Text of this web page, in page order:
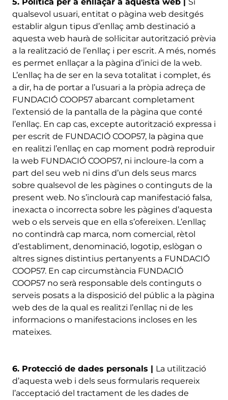
qualsevol usuari, entitat o pàgina web desitgés
establir algun tipus d’enllaç amb destinació a
aquesta web haurà de sol·licitar autorització prèvia
a la realització de l’enllaç i per escrit. A més, només
es permet enllaçar a la pàgina d’inici de la web.
L’enllaç ha de ser en la seva totalitat i complet, és
a dir, ha de portar a l’usuari a la pròpia adreça de
FUNDACIÓ COOP57 abarcant completament
l’extensió de la pantalla de la pàgina que conté
l’enllaç. En cap cas, excepte autorització expressa i
per escrit de FUNDACIÓ COOP57, la pàgina que
en realitzi l’enllaç en cap moment podrà reproduir
la web FUNDACIÓ COOP57, ni incloure-la com a
part del seu web ni dins d’un dels seus marcs
sobre qualsevol de les pàgines o continguts de la
present web. No s’inclourà cap manifestació falsa,
inexacta o incorrecta sobre les pàgines d’aquesta
web o els serveis que en ella s’ofereixen. L’enllaç
no contindrà cap marca, nom comercial, rètol
d’establiment, denominació, logotip, eslògan o
altres signes distintius pertanyents a FUNDACIÓ
COOP57. En cap circumstància FUNDACIÓ
COOP57 no serà responsable dels continguts o
serveis posats a la disposició del públic a la pàgina
web des de la qual es realitzi l’enllaç ni de les
informacions o manifestacions incloses en les
mateixes.
6. Protecció de dades personals | La utilització
d’aquesta web i dels seus formularis requereix
l’acceptació del tractament de les dades de